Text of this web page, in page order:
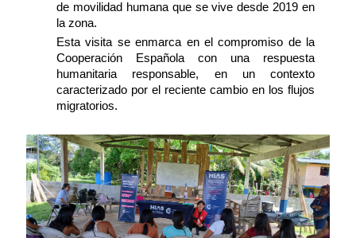
de movilidad humana que se vive desde 2019 en
la zona.
Esta visita se enmarca en el compromiso de la
Cooperación Española con una respuesta
humanitaria responsable, en un contexto
caracterizado por el reciente cambio en los flujos
migratorios.